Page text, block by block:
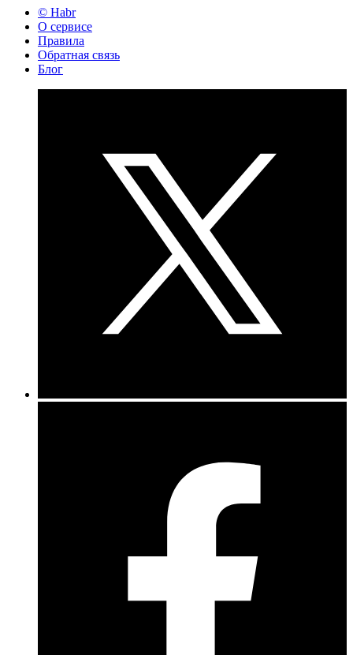
© Habr
О сервисе
Правила
Обратная связь
Блог